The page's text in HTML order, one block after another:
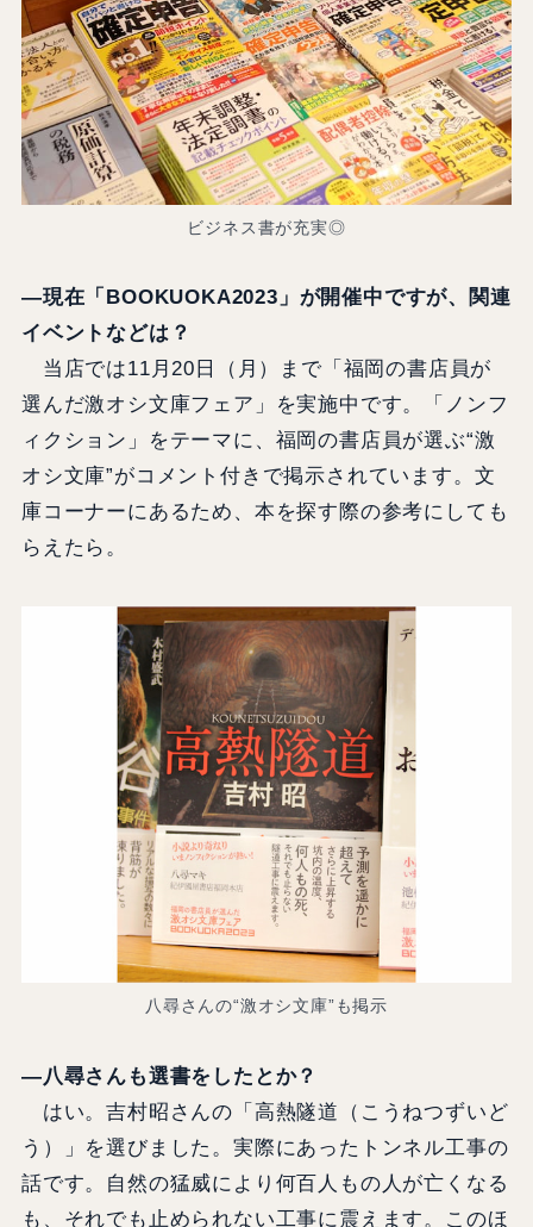
ビジネス書が充実◎
―現在「BOOKUOKA2023」が開催中ですが、関連
イベントなどは？
当店では11月20日（月）まで「福岡の書店員が
選んだ激オシ文庫フェア」を実施中です。「ノンフ
ィクション」をテーマに、福岡の書店員が選ぶ“激
オシ文庫”がコメント付きで掲示されています。文
庫コーナーにあるため、本を探す際の参考にしても
らえたら。
八尋さんの“激オシ文庫”も掲示
―八尋さんも選書をしたとか？
はい。吉村昭さんの「高熱隧道（こうねつずいど
う）」を選びました。実際にあったトンネル工事の
話です。自然の猛威により何百人もの人が亡くなる
も、それでも止められない工事に震えます。このほ